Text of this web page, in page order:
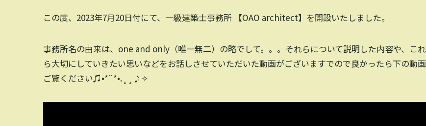
この度、2023年7月20日付にて、一級建築士事務所 【OAO architect】を開設いたしました。
事務所名の由来は、one and only（唯一無二）の略でして。。。それらについて説明した内容や、こ
ら大切にしていきたい思いなどをお話しさせていただいた動画がございますでので良かったら下の動
ご覧ください♫•*¨*•.¸¸♪✧